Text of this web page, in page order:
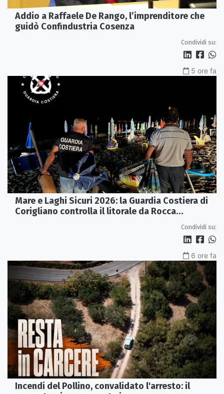
Addio a Raffaele De Rango, l’imprenditore che
guidò Confindustria Cosenza
Condividi su:
5 ore fa
Mare e Laghi Sicuri 2026: la Guardia Costiera di
Corigliano controlla il litorale da Rocca
Condividi su:
6 ore fa
Incendi del Pollino, convalidato l'arresto: il